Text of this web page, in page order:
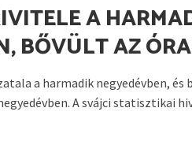
A
BŐVÜLT AZ
a harmadik negyedévben, és
A svájci statisztikai